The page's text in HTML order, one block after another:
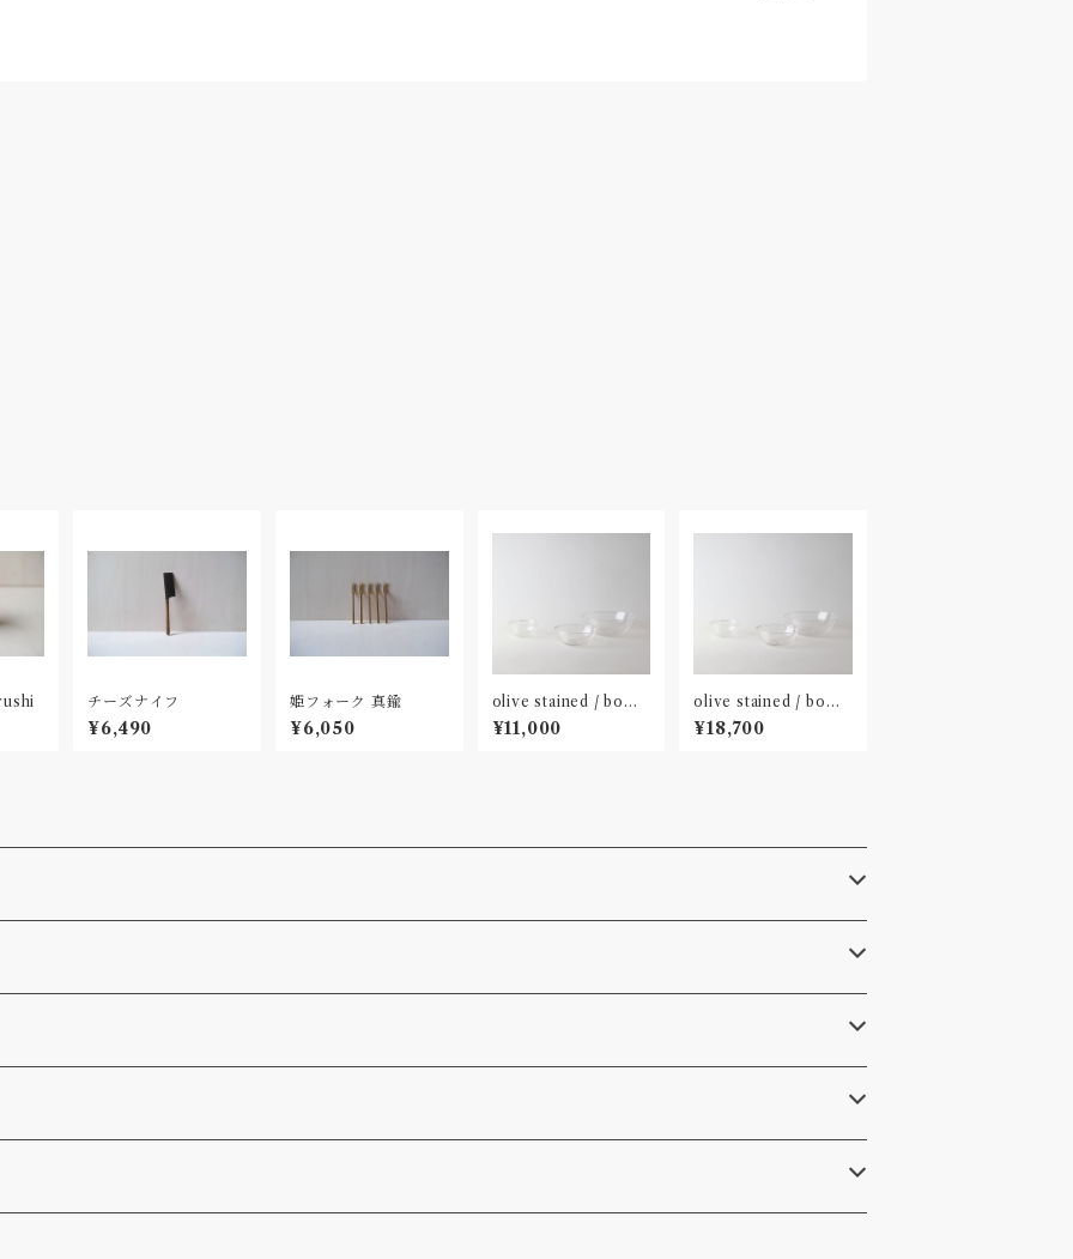
チーズナイフ
¥6,490
姫フォーク 真鍮
¥6,050
olive stained / bowl
M
¥11,000
olive stained / bowl
L
¥18,700